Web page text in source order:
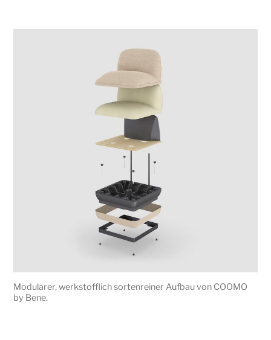
Modularer, werkstofflich sortenreiner Aufbau von COOMO
by Bene.